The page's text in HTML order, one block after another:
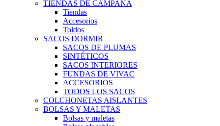
TIENDAS DE CAMPAÑA
Tiendas
Accesorios
Toldos
SACOS DORMIR
SACOS DE PLUMAS
SINTÉTICOS
SACOS INTERIORES
FUNDAS DE VIVAC
ACCESORIOS
TODOS LOS SACOS
COLCHONETAS AISLANTES
BOLSAS Y MALETAS
Bolsas y maletas